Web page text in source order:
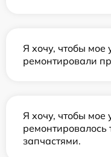
Я хочу, чтобы мое
ремонтировали
Я хочу, чтобы мое
запчастями.